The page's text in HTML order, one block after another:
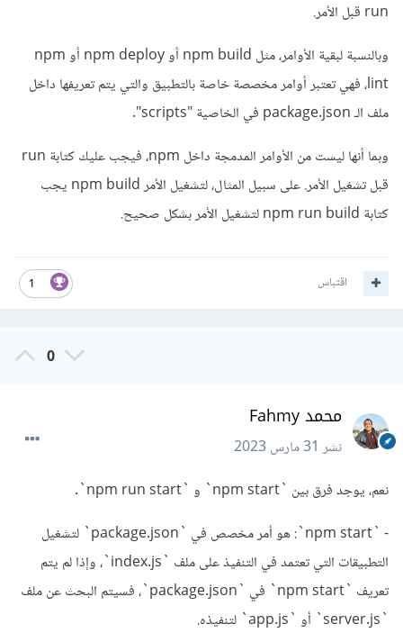
run قبل الأمر.
وبالنسبة لبقية الأوامر، مثل npm build أو npm deploy أو npm
lint، فهي تعتبر أوامر مخصصة خاصة بالتطبيق والتي يتم تعريفها داخل
ملف الـ package.json في الخاصية "scripts".
وبما أنها ليست من الأوامر المدمجة داخل npm، فيجب عليك كتابة run
قبل تشغيل الأمر. على سبيل المثال، لتشغيل الأمر npm build يجب
كتابة npm run build لتشغيل الأمر بشكل صحيح.
1 اقتباس
0
محمد Fahmy
نشر31 مارس 2023
نعم، يوجد فرق بين `npm start` و `npm run start`.
- `npm start`: هو أمر مخصص في `package.json` لتشغيل
التطبيقات التي تعتمد في التنفيذ على ملف `index.js`، وإذا لم يتم
تعريف `npm start` في `package.json`، فسيتم البحث عن ملف
`server.js` أو `app.js` لتنفيذه.